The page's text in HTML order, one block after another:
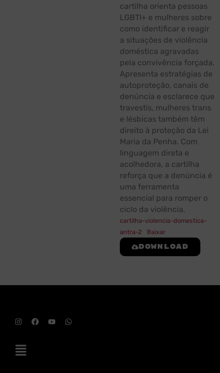
cartilha orienta pessoas
LGBTI+ e mulheres sobre
como identificar e reagir
a situações de violência
doméstica agravadas
pela convivência forçada.
Apresenta estratégias de
autoproteção, canais de
denúncia e esclarece que
travestis, mulheres trans
e lésbicas também têm
direito à proteção da Lei
Maria da Penha. Com
linguagem direta e
acolhedora, a cartilha
reforça que a denúncia é
uma ferramenta
essencial para romper o
ciclo da violência.
cartilha-violencia-domestica-
antra-2
Baixar
Download